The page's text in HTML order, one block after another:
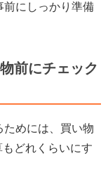
前にしっかり準備
前にチェック
ためには、買い物
どれくらいにす